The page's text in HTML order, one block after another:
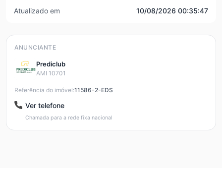
Atualizado em 10/08/2026 00:35:47
ANUNCIANTE
Prediclub
AMI 10701
Referência do imóvel:11586-2-EDS
Ver telefone
Chamada para a rede fixa nacional